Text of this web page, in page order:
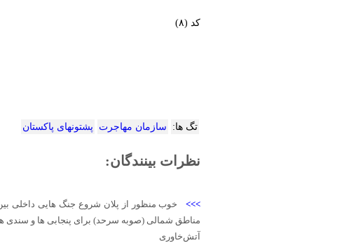
کد (۸)
تگ ها: سازمان مهاجرت پشتونهای پاکستان
نظرات بینندگان:
>>> خوب منظور از پلان شروع جنگ هایی داخلی
مناطق شمالی (صوبه سرحد) برای پنجابی ها و سندی
آتش‌خاوری